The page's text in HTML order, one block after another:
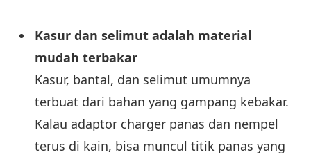
Kasur dan selimut adalah material
mudah terbakar
Kasur, bantal, dan selimut umumnya
terbuat dari bahan yang gampang kebakar.
Kalau adaptor charger panas dan nempel
terus di kain, bisa muncul titik panas yang